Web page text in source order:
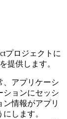
プロジェクトに
提供します。
、アプリケーシ
ションにセッシ
情報がアプリ
します。